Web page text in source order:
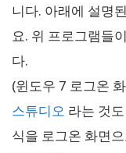
니다. 아래에 설명
요. 위 프로그램들
다.
(윈도우 7 로그온
스튜디오 라는 것
식을 로그온 화면